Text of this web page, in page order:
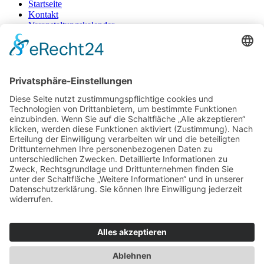
Startseite
Kontakt
Veranstaltungskalender
Impressum
Datenschutz
+49 471 983 37-0
© 2025 | Ein Produkt der GROTE MEDIA GmbH
Mediadaten hier downloaden
Facebook-f Instagram
Startseite
Kontakt
Veranstaltungskalender
Gewinnspiele
Veranstaltungskalender